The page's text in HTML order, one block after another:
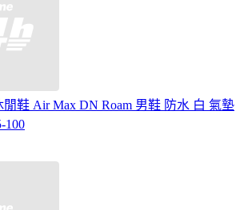
鞋 Air Max DN Roam 男鞋 防水 白 氣墊
100